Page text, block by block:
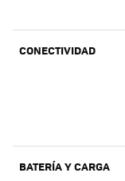
CONECTIVIDAD
BATERÍA Y CARGA